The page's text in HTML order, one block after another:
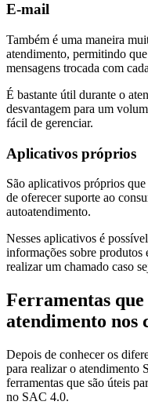
E-mail
Também é uma maneira
atendimento, permitindo
mensagens trocada com
É bastante útil durante o
desvantagem para um
fácil de gerenciar.
Aplicativos próprios
São aplicativos próprios
de oferecer suporte ao
autoatendimento.
Nesses aplicativos é
informações sobre produtos
realizar um chamado caso
Ferramentas
atendimento nos
Depois de conhecer os
para realizar o atendimento
ferramentas que são úteis
no SAC 4.0.